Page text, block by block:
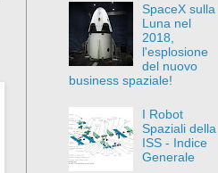
SpaceX sulla
Luna nel
2018,
l'esplosione
del nuovo
business spaziale!
I Robot
Spaziali della
ISS - Indice
Generale